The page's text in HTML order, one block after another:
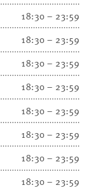
18:30 – 23:59
18:30 – 23:59
18:30 – 23:59
18:30 – 23:59
18:30 – 23:59
18:30 – 23:59
18:30 – 23:59
18:30 – 23:59